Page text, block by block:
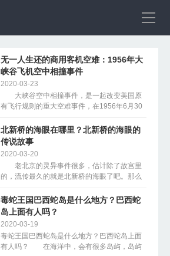
导
宇宙探秘
自然地理
未解之谜
无一人生还的商用客机空难：1956年大
峡谷飞机空中相撞事件
2020-03-23
大峡谷空中相撞事件，是一起改变美国原
有飞行规则的重大空难事件，在1956年6月30
机在大峡谷上空飞行时发生相撞，所有人员全
部罹难，对...
北新桥的海眼在哪里？北新桥的海眼的
传说故事
2020-03-20
老北京的灵异事件很多，估计除了故宫里
的，流传最久的就是北新桥的海眼了吧。那么
海眼在哪里?北新桥的海眼的传说故事的文章，
一起...
毒蛇王国巴西蛇岛是什么地方？巴西蛇
岛上面有人吗？
2020-03-19
毒蛇王国巴西蛇岛是什么地方？巴西蛇岛上面
有人吗？ 在海洋中，会有很多岛屿，岛屿